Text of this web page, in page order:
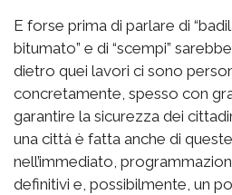
E forse prima di parlare di
bitumato” e di “scempi”
dietro quei lavori ci sono
concretamente, spesso con
garantire la sicurezza dei
una città è fatta anche di
nell’immediato,
definitivi e, possibilmente, un